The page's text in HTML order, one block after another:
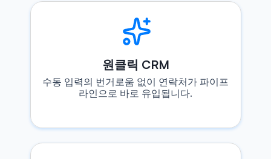
원클릭 CRM
수동 입력의 번거로움 없이 연락처가 파이프
라인으로 바로 유입됩니다.